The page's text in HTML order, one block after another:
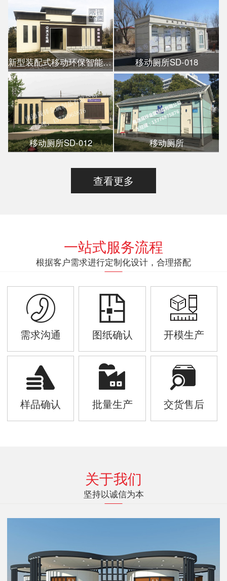
新型装配式移动环保智能公厕 移动厕所SD-018
移动厕所SD-012 移动厕所
查看更多
一站式服务流程
根据客户需求进行定制化设计，合理搭配
需求沟通 图纸确认 开模生产
样品确认 批量生产 交货售后
关于我们
坚持以诚信为本